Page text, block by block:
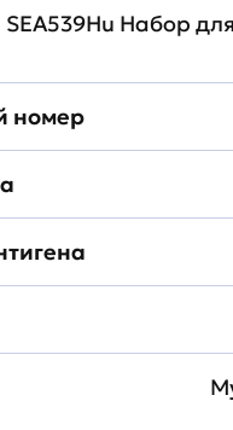
SEA539Hu Набор
номер